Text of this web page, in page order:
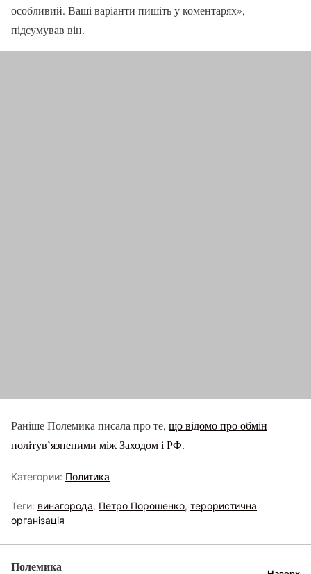
особливий. Ваші варіанти пишіть у коментарях», –
підсумував він.
Раніше Полемика писала про те, що відомо про обмін
політув’язненими між Заходом і РФ.
Категории: Политика
Теги: винагорода, Петро Порошенко, терористична
організація
Полемика